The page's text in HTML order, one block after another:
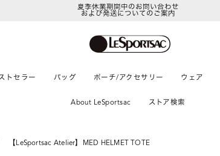
LeSportsac Member's Club
および発送についてのご案内
トセラー バッグ ポーチ/アクセサリー ウェア
About LeSportsac ストア検索
【LeSportsac Atelier】MED HELMET TOTE